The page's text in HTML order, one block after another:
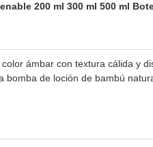
200 ml 300 ml 500 ml
ámbar con textura cálida y
de loción de bambú